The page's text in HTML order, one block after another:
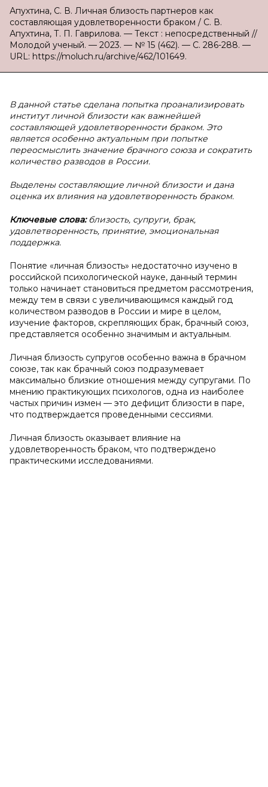
Апухтина, С. В. Личная близость партнеров как
составляющая удовлетворенности браком / С. В.
Апухтина, Т. П. Гаврилова. — Текст : непосредственный //
Молодой ученый. — 2023. — № 15 (462). — С. 286-288. —
URL: https://moluch.ru/archive/462/101649.
В данной статье сделана попытка проанализировать
институт личной близости как важнейшей
составляющей удовлетворенности браком. Это
является особенно актуальным при попытке
переосмыслить значение брачного союза и сократить
количество разводов в России.
Выделены составляющие личной близости и дана
оценка их влияния на удовлетворенность браком.
Ключевые слова:близость, супруги, брак,
удовлетворенность, принятие, эмоциональная
поддержка.
Понятие «личная близость» недостаточно изучено в
российской психологической науке, данный термин
только начинает становиться предметом рассмотрения,
между тем в связи с увеличивающимся каждый год
количеством разводов в России и мире в целом,
изучение факторов, скрепляющих брак, брачный союз,
представляется особенно значимым и актуальным.
Личная близость супругов особенно важна в брачном
союзе, так как брачный союз подразумевает
максимально близкие отношения между супругами. По
мнению практикующих психологов, одна из наиболее
частых причин измен — это дефицит близости в паре,
что подтверждается проведенными сессиями.
Личная близость оказывает влияние на
удовлетворенность браком, что подтверждено
практическими исследованиями.